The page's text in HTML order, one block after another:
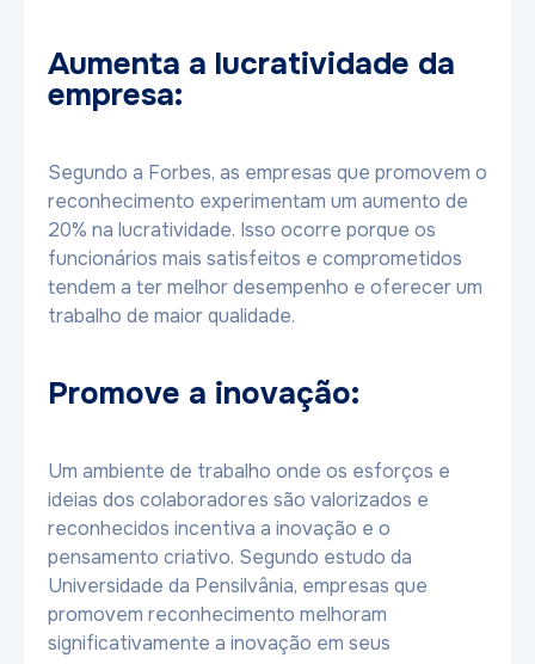
Aumenta a lucratividade da
empresa:
Segundo a Forbes, as empresas que promovem o
reconhecimento experimentam um aumento de
20% na lucratividade. Isso ocorre porque os
funcionários mais satisfeitos e comprometidos
tendem a ter melhor desempenho e oferecer um
trabalho de maior qualidade.
Promove a inovação:
Um ambiente de trabalho onde os esforços e
ideias dos colaboradores são valorizados e
reconhecidos incentiva a inovação e o
pensamento criativo. Segundo estudo da
Universidade da Pensilvânia, empresas que
promovem reconhecimento melhoram
significativamente a inovação em seus